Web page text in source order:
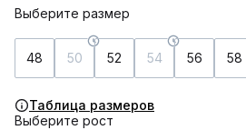
Выберите размер
48 50 52 54 56 58
Таблица размеров
Выберите рост